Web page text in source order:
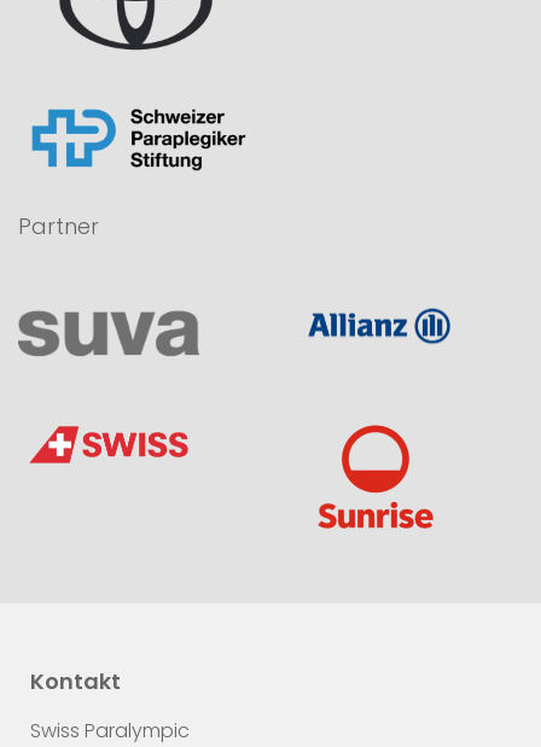
Partner
Kontakt
Swiss Paralympic